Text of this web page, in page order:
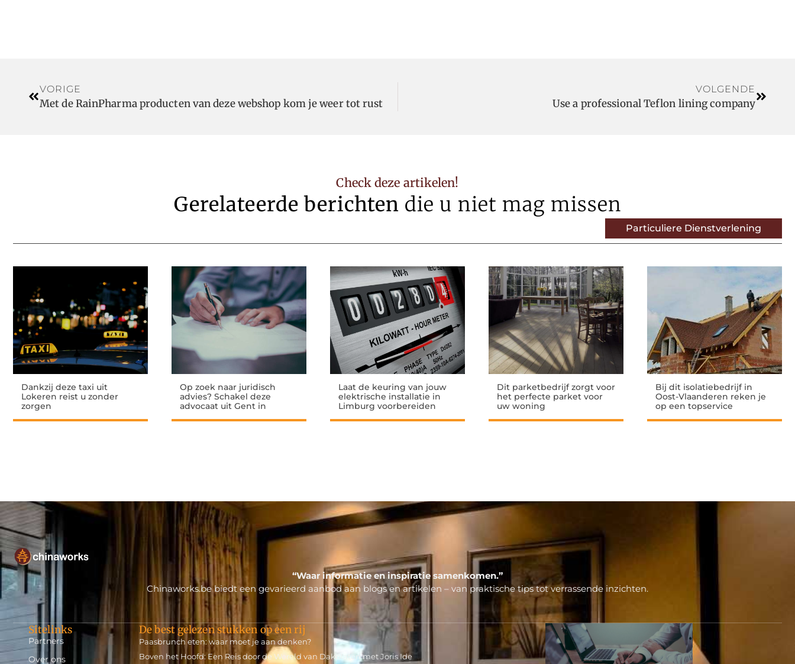
VORIGE
Met de RainPharma producten van deze webshop kom je weer tot rust
VOLGENDE
Use a professional Teflon lining company
Check deze artikelen!
Gerelateerde berichten die u niet mag missen
Particuliere Dienstverlening
Dankzij deze taxi uit
Lokeren reist u zonder
zorgen
Op zoek naar juridisch
advies? Schakel deze
advocaat uit Gent in
Laat de keuring van jouw
elektrische installatie in
Limburg voorbereiden
Dit parketbedrijf zorgt voor
het perfecte parket voor
uw woning
Bij dit isolatiebedrijf in
Oost-Vlaanderen reken je
op een topservice
“Waar informatie en inspiratie samenkomen.”
Chinaworks.be biedt een gevarieerd aanbod aan blogs en artikelen – van praktische tips tot verrassende inzichten.
Sitelinks
Partners
Over ons
De best gelezen stukken op een rij
Paasbrunch eten: waar moet je aan denken?
Boven het Hoofd: Een Reis door de Wereld van Dakplaten met Joris Ide